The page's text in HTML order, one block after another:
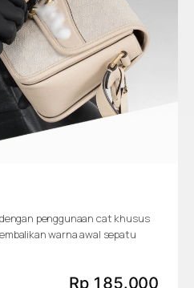
penggunaan cat khusus
warna awal sepatu
Rp 185.000